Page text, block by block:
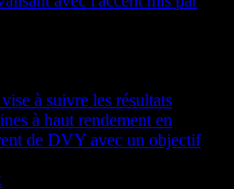
à suivre les résultats
à haut rendement en
de DVY avec un objectif